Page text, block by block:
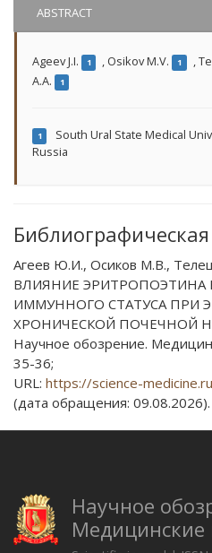
ABSTRACT
Ageev J.I. 1 , Osikov M.V. 1 ,
A.A.
1
1
South Ural State Medical
Russia
Агеев Ю.И., Осиков М.В.,
ВЛИЯНИЕ ЭРИТРОПОЭТИНА
ИММУННОГО СТАТУСА ПРИ
ХРОНИЧЕСКОЙ ПОЧЕЧНОЙ
Научное обозрение.
35-36;
URL: https://science-
(дата обращения: 09.08.2026).
Научное
Медицинские